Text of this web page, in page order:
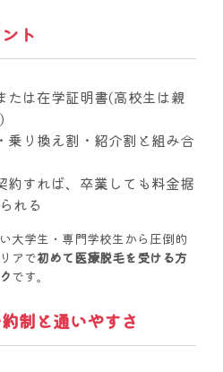
ト
たは在学証明書(高校生は親
乗り換え割・紹介割と組み合
約すれば、卒業しても料金据
れる
大学生・専門学校生から圧倒的
アで初めて医療脱毛を受ける方
です。
制と通いやすさ